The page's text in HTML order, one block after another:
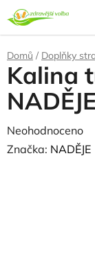
Přejít
na
obsah
Domů / Doplňky
Kalina
NADĚJE
Průměrné
hodnocení
Neohodnoceno
Značka: NADĚJE